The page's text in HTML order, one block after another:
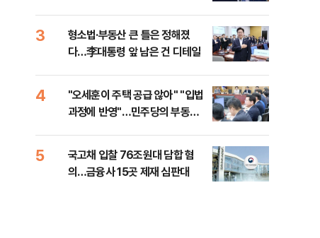
3
형소법·부동산 큰 틀은 정해졌
다…李대통령 앞 남은 건 디테일
4
"오세훈이 주택 공급 않아" "입법
과정에 반영"…민주당의 부동산
5
국고채 입찰 76조원대 담합 혐
의…금융사 15곳 제재 심판대